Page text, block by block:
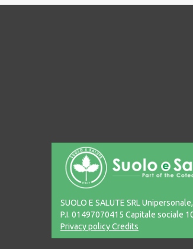
SUOLO E SALUTE SRL Unipersonale,
P.I. 01497070415 Capitale sociale
Privacy policyCredits